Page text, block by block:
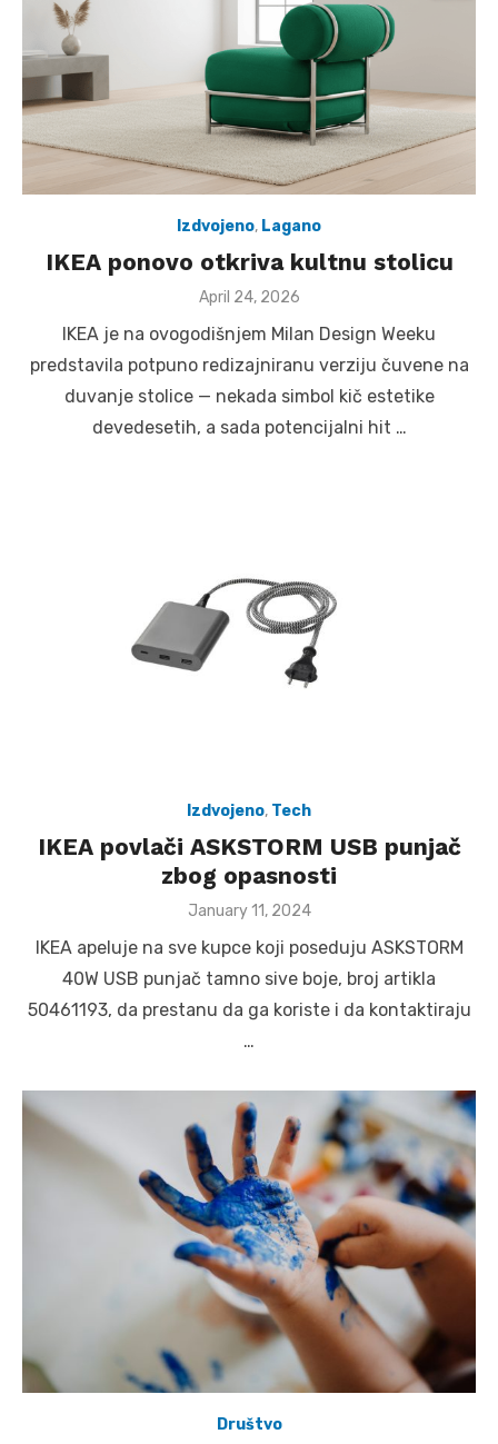
Izdvojeno, Lagano
IKEA ponovo otkriva kultnu stolicu
Posted
April 24, 2026
IKEA je na ovogodišnjem Milan Design Weeku
predstavila potpuno redizajniranu verziju čuvene na
duvanje stolice — nekada simbol kič estetike
devedesetih, a sada potencijalni hit …
Izdvojeno, Tech
IKEA povlači ASKSTORM USB punjač
zbog opasnosti
Posted
January 11, 2024
IKEA apeluje na sve kupce koji poseduju ASKSTORM
40W USB punjač tamno sive boje, broj artikla
50461193, da prestanu da ga koriste i da kontaktiraju
…
Društvo